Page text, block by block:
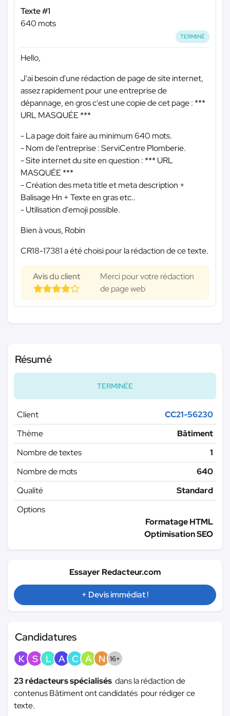
Texte #1
640 mots
TERMINÉ
Hello,
J'ai besoin d'une rédaction de page de site internet,
assez rapidement pour une entreprise de
dépannage, en gros c'est une copie de cet page : ***
URL MASQUÉE ***
- La page doit faire au minimum 640 mots.
- Nom de l'entreprise : ServiCentre Plomberie.
- Site internet du site en question : *** URL
MASQUÉE ***
- Création des meta title et meta description +
Balisage Hn + Texte en gras etc..
- Utilisation d'emoji possible.
Bien à vous, Robin
CR18-17381 a été choisi pour la rédaction de ce texte.
Avis du client
Merci pour votre rédaction
de page web
Résumé
TERMINÉE
Client
CC21-56230
Thème
Bâtiment
Nombre de textes
1
Nombre de mots
640
Qualité
Standard
Options
Formatage HTML
Optimisation SEO
Essayer Redacteur.com
+ Devis immédiat !
Candidatures
K S L A C A N 16+
23 rédacteurs spécialisés dans la rédaction de
contenus Bâtiment ont candidatés pour rédiger ce
texte.